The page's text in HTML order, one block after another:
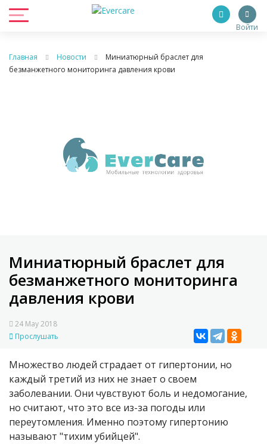
Войти
Главная Новости
Миниатюрный браслет для
безманжетного мониторинга давления крови
Миниатюрный браслет для
безманжетного мониторинга
давления крови
24 May 2018
Прослушать
Множество людей страдает от гипертонии, но
каждый третий из них не знает о своем
заболевании. Они чувствуют боль и недомогание,
но считают, что это все из-за погоды или
переутомления. Именно поэтому гипертонию
называют "тихим убийцей".